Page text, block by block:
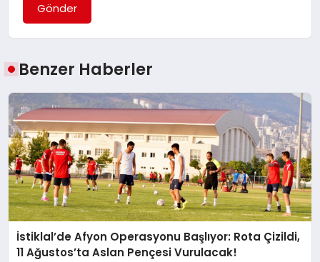
Gönder
Benzer Haberler
İstiklal’de Afyon Operasyonu Başlıyor: Rota Çizildi,
11 Ağustos’ta Aslan Pençesi Vurulacak!